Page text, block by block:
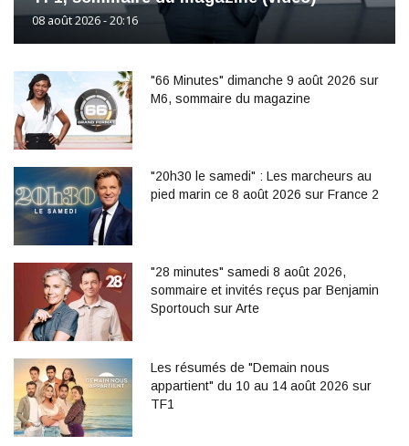
08 août 2026 - 20:16
"66 Minutes" dimanche 9 août 2026 sur
M6, sommaire du magazine
"20h30 le samedi" : Les marcheurs au
pied marin ce 8 août 2026 sur France 2
"28 minutes" samedi 8 août 2026,
sommaire et invités reçus par Benjamin
Sportouch sur Arte
Les résumés de "Demain nous
appartient" du 10 au 14 août 2026 sur
TF1